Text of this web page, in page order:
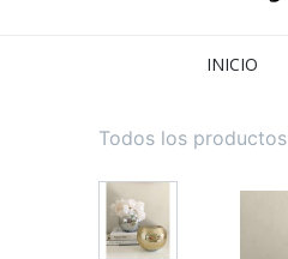
INICIO
Todos los productos